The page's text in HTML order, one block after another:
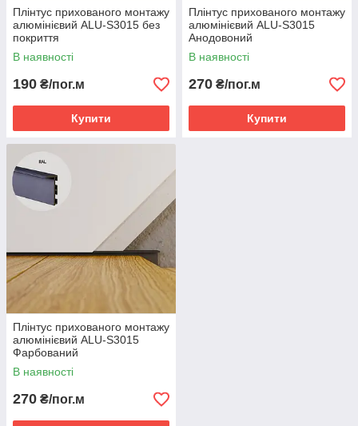
Плінтус прихованого монтажу
алюмінієвий ALU-S3015 без
покриття
В наявності
190 ₴/пог.м
Купити
Плінтус прихованого монтажу
алюмінієвий ALU-S3015
Анодовоний
В наявності
270 ₴/пог.м
Купити
Плінтус прихованого монтажу
алюмінієвий ALU-S3015
Фарбований
В наявності
270 ₴/пог.м